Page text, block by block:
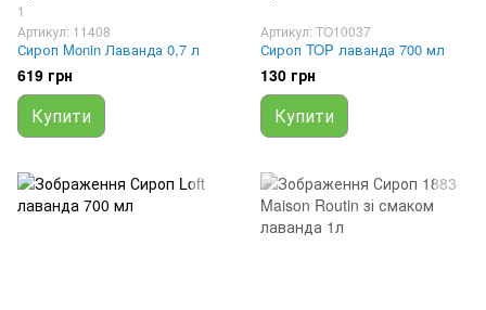
1
Артикул: 11408
Сироп Monin Лаванда 0,7 л
619 грн
Купити
Артикул: TO10037
Сироп TOP лаванда 700 мл
130 грн
Купити